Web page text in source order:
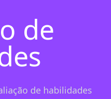
de
de habilidades